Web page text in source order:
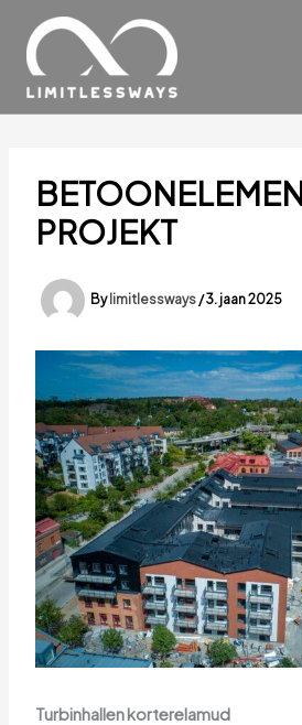
content
PROJEKT
By limitlessways/3. jaan 2025
Turbinhallen korterelamud